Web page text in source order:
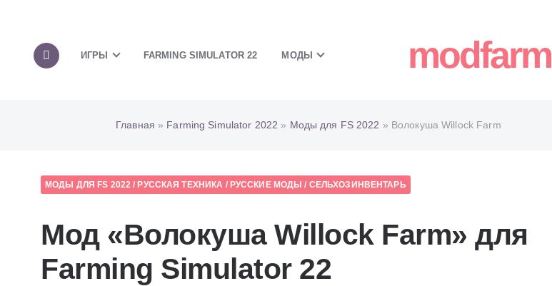
ИГРЫ FARMING SIMULATOR 22 МОДЫ modfarm
Главная » Farming Simulator 2022 » Моды для FS 2022 » Волокуша Willock Farm
МОДЫ ДЛЯ FS 2022 / РУССКАЯ ТЕХНИКА / РУССКИЕ МОДЫ / СЕЛЬХОЗИНВЕНТАРЬ
Мод «Волокуша Willock Farm» для
Farming Simulator 22